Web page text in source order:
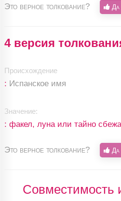
Это верное толкование? Да
4 версия
Происхождение
: Испанское имя
Значение:
: факел, луна или тайно
Это верное толкование? Да
Совместимость